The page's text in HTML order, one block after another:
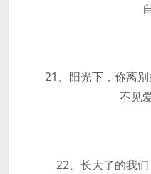
21、阳光下，你离别
不见
22、长大了的我们